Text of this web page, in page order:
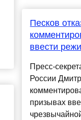
Песков
ввести
Пресс-
России
призывах